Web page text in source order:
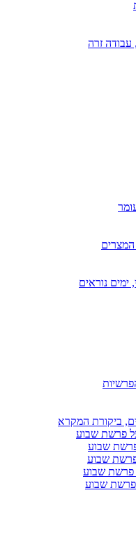
עבודה זרה
המצרים
ימים נוראים
ביקורת המקרא
פרשת שבוע
שבוע
שבוע
פרשת שבוע
שבוע